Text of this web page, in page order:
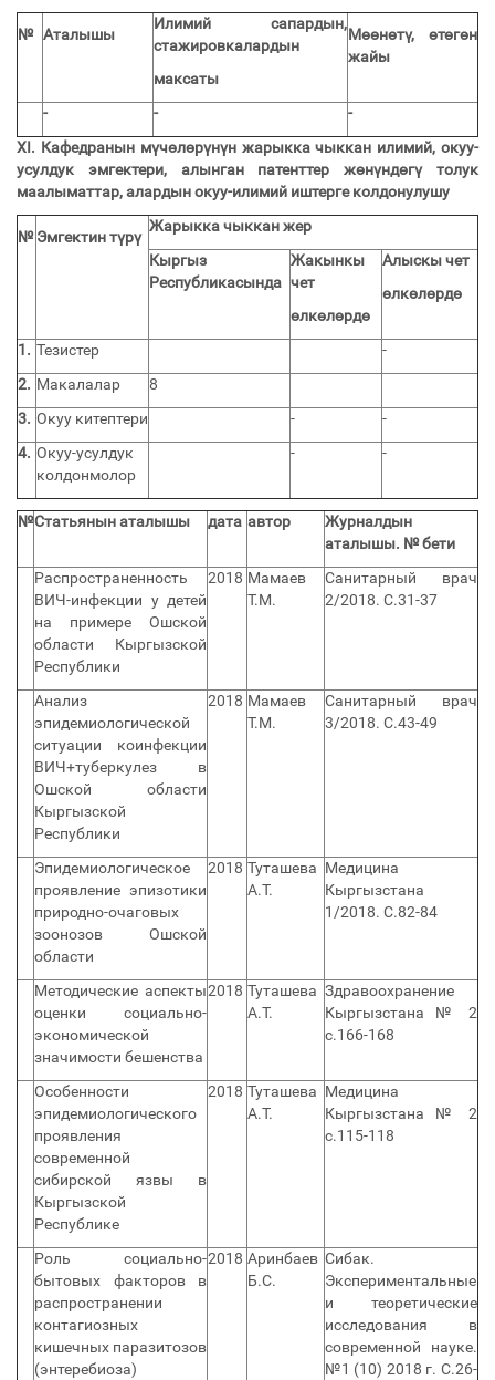
№ Аталышы
Илимий сапардын,
стажировкалардын
максаты
Мөөнөтү, өтөгөн
жайы
- -
-
XI. Кафедранын мүчөлөрүнүн жарыкка чыккан илимий, окуу-
усулдук эмгектери, алынган патенттер жөнүндөгү толук
маалыматтар, алардын окуу-илимий иштерге колдонулушу
№ Эмгектин түрү
Жарыкка чыккан жер
Кыргыз
Республикасында
Жакынкы
чет
өлкөлөрдө
Алыскы чет
өлкөлөрдө
1. Тезистер
-
2. Макалалар
8
3. Окуу китептери -
-
4. Окуу-усулдук
колдонмолор
- -
№Статьянын аталышы дата автор
Журналдын
аталышы. № бети
Распространенность
ВИЧ-инфекции у детей
на примере Ошской
области Кыргызской
Республики
2018 Мамаев
Т.М.
Санитарный врач
2/2018. С.31-37
Анализ
эпидемиологической
ситуации коинфекции
ВИЧ+туберкулез в
Ошской области
Кыргызской
Республики
2018 Мамаев
Т.М.
Санитарный врач
3/2018. С.43-49
Эпидемиологическое
проявление эпизотики
природно-очаговых
зоонозов Ошской
области
2018 Туташева
А.Т.
Медицина
Кыргызстана
1/2018. С.82-84
Методические аспекты
оценки социально-
экономической
значимости бешенства
2018 Туташева
А.Т.
Здравоохранение
Кыргызстана № 2
с.166-168
Особенности
эпидемиологического
проявления
современной
сибирской язвы в
Кыргызской
Республике
2018 Туташева
А.Т.
Медицина
Кыргызстана № 2
с.115-118
Роль социально-
бытовых факторов в
распространении
контагиозных
кишечных паразитозов
(энтеребиоза)
2018 Аринбаев
Б.С.
Сибак.
Экспериментальные
и теоретические
исследования в
современной науке.
№1 (10) 2018 г. С.26-